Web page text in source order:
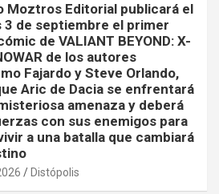
Moztros Editorial publicará el
3 de septiembre el primer
de VALIANT BEYOND: X-
de los autores
Fajardo y Steve Orlando,
Aric de Dacia se enfrentará
amenaza y deberá
con sus enemigos para
a una batalla que cambiará
Distópolis